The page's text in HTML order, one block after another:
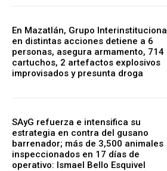
En Mazatlán, Grupo Interinstitucional
en distintas acciones detiene a 6
personas, asegura armamento, 714
cartuchos, 2 artefactos explosivos
improvisados y presunta droga
SAyG refuerza e intensifica su
estrategia en contra del gusano
barrenador; más de 3,500 animales
inspeccionados en 17 días de
operativo: Ismael Bello Esquivel